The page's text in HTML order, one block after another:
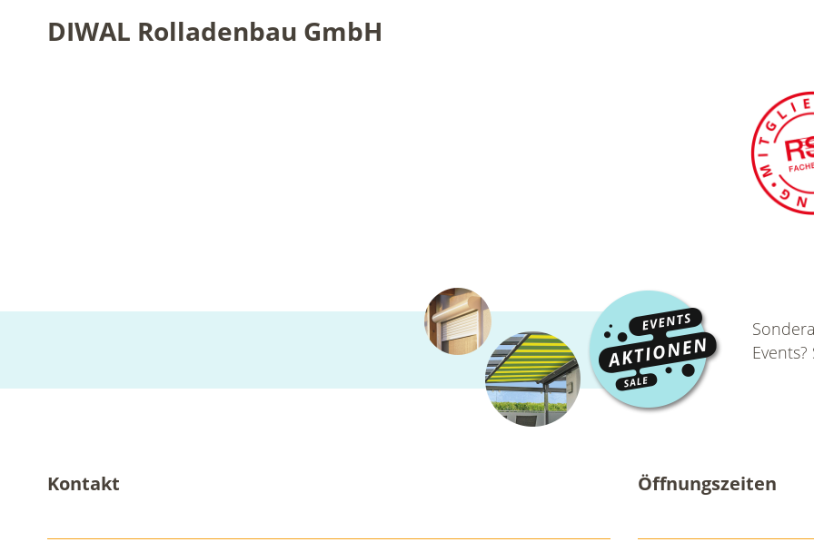
DIWAL Rolladenbau GmbH
Kontakt Öffnungszeiten